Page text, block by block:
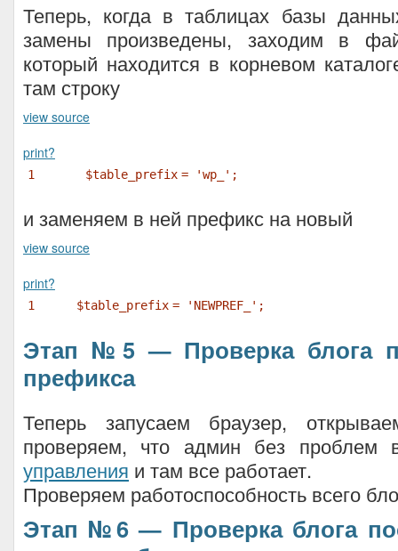
Теперь, когда в таблицах базы
замены произведены, заходим в
который находится в корневом
там строку
view source
print?
1 $table_prefix = 'wp_' ;
и заменяем в ней префикс на новый
view source
print?
1 $table_prefix = 'NEWPREF_' ;
Этап №5 — Проверка блога
префикса
Теперь запусаем браузер,
проверяем, что админ без
управления и там все работает.
Проверяем работоспособность всего
Этап №6 — Проверка блога